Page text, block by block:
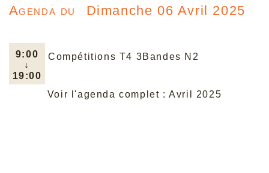
Agenda du Dimanche 06 Avril 2025
9:00
↓
19:00
Compétitions T4 3Bandes N2
Voir l'agenda complet : Avril 2025